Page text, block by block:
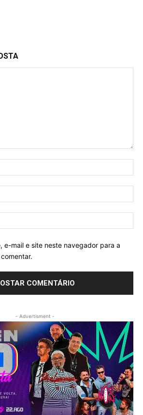
e-mail e site neste navegador para a
- Advertisment -